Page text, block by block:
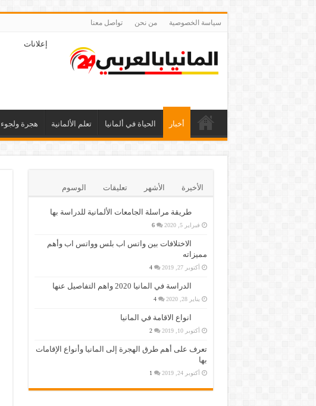
سياسة الخصوصية من نحن تواصل معنا
إعلانات
أخبار الحياة في ألمانيا تعلم الألمانية هجرة ولجوء
الأخيرة الأشهر تعليقات الوسوم
طريقة مراسلة الجامعات الألمانية للدراسة بها
فبراير 5, 2020 6
الاختلافات بين واتس اب بلس وواتس اب وأهم
مميزاته
أكتوبر 27, 2019 4
الدراسة في المانيا 2020 واهم التفاصيل عنها
يناير 28, 2020 4
انواع الاقامة في المانيا
أكتوبر 10, 2019 2
تعرف على أهم طرق الهجرة إلى المانيا وأنواع الإقامات
بها
أكتوبر 24, 2019 1